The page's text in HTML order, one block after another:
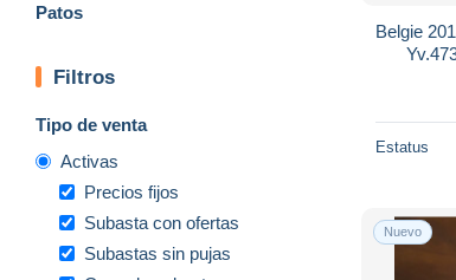
Patos
Filtros
Tipo de venta
Activas
Precios fijos
Subasta con ofertas
Subastas sin pujas
Belgie
Estatus
Nuevo